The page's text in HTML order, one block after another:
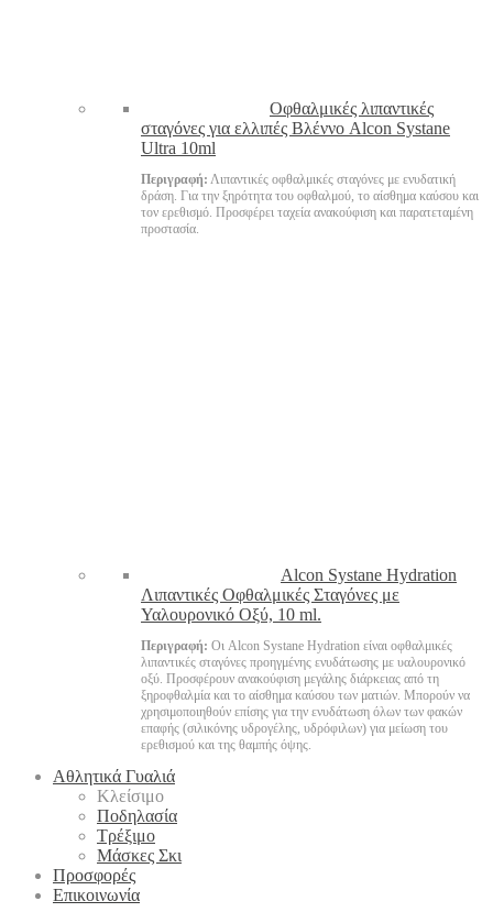
Oφθαλμικές λιπαντικές
σταγόνες για ελλιπές Βλέννο Alcon Systane
Ultra 10ml
Περιγραφή: Λιπαντικές οφθαλμικές σταγόνες με ενυδατική
δράση. Για την ξηρότητα του οφθαλμού, το αίσθημα καύσου και
τον ερεθισμό. Προσφέρει ταχεία ανακούφιση και παρατεταμένη
προστασία.
Alcon Systane Hydration
Λιπαντικές Οφθαλμικές Σταγόνες με
Υαλουρονικό Οξύ, 10 ml.
Περιγραφή: Οι Alcon Systane Hydration είναι οφθαλμικές
λιπαντικές σταγόνες προηγμένης ενυδάτωσης με υαλουρονικό
οξύ. Προσφέρουν ανακούφιση μεγάλης διάρκειας από τη
ξηροφθαλμία και το αίσθημα καύσου των ματιών. Μπορούν να
χρησιμοποιηθούν επίσης για την ενυδάτωση όλων των φακών
επαφής (σιλικόνης υδρογέλης, υδρόφιλων) για μείωση του
ερεθισμού και της θαμπής όψης.
Αθλητικά Γυαλιά
Κλείσιμο
Ποδηλασία
Τρέξιμο
Μάσκες Σκι
Προσφορές
Επικοινωνία